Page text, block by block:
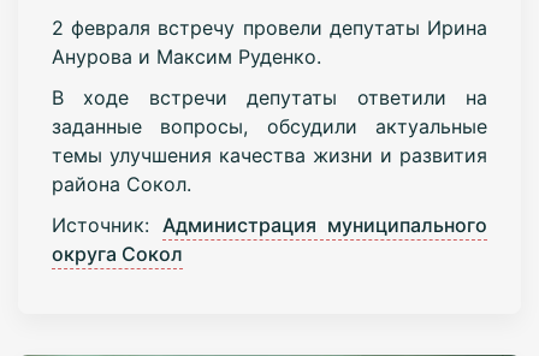
2 февраля встречу провели депутаты Ирина
Анурова и Максим Руденко.
В ходе встречи депутаты ответили на
заданные вопросы, обсудили актуальные
темы улучшения качества жизни и развития
района Сокол.
Источник: Администрация муниципального
округа Сокол